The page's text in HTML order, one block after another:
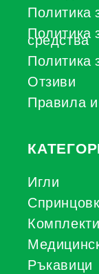
Политика
Политика
средства
Политика
Отзиви
Правила
Игли
Ръкавици